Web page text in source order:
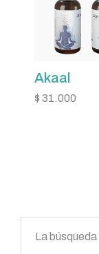
Akaal
$ 31.000